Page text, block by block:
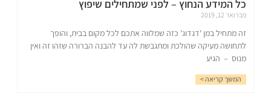
כל המידע הנחוץ – לפני שמתחילים שיפוץ
פברואר 12, 2019
זה מתחיל במן 'דגדוג' כזה שמלווה אתכם לכל מקום בבית, והופך
לתחושה מעיקה שהולכת ומתגבשת לה עד להבנה הברורה שזהו זה ואין
מנוס – הגיע
המשך קריאה >